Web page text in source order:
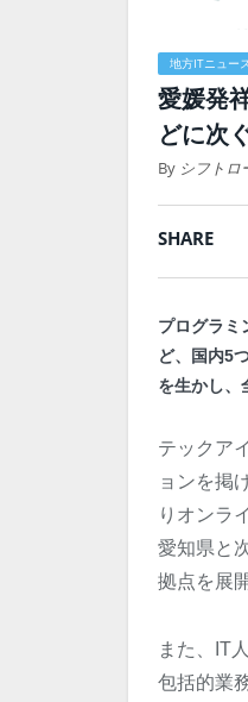
地方ITニュー
愛媛発
どに次
By シフトロ
SHARE
プログラミ
ど、国内5
を生かし、
テックア
ョンを掲
りオンラ
愛知県と
拠点を展
また、IT
包括的業